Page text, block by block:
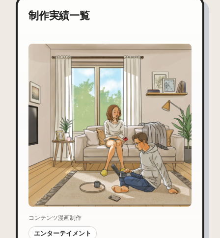
制作実績一覧
コンテンツ漫画制作
エンターテイメント